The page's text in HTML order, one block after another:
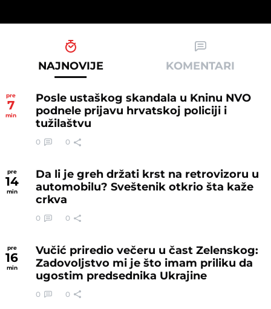
NAJNOVIJE KOMENTARI
pre
7
min
Posle ustaškog skandala u Kninu NVO
podnele prijavu hrvatskoj policiji i
tužilaštvu
0 0
pre
14
min
Da li je greh držati krst na retrovizoru u
automobilu? Sveštenik otkrio šta kaže
crkva
0 0
pre
16
min
Vučić priredio večeru u čast Zelenskog:
Zadovoljstvo mi je što imam priliku da
ugostim predsednika Ukrajine
0 0